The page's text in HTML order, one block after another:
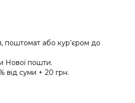
поштомат або кур’єром до
Нової пошти.
від суми + 20 грн.